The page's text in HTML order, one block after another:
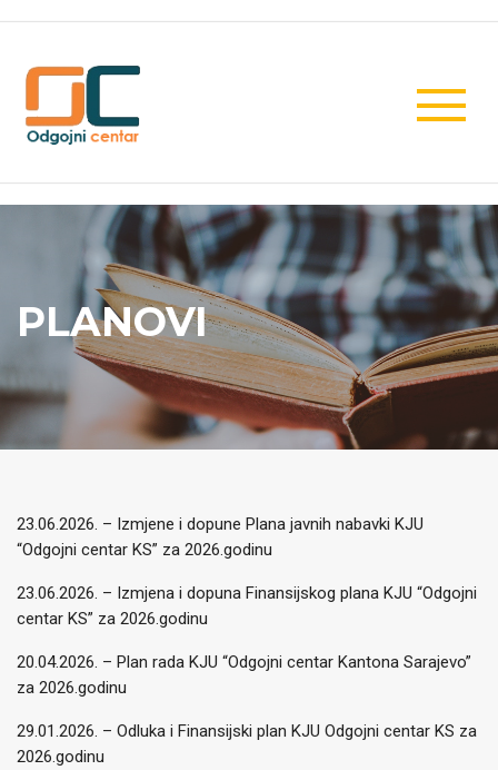
PLANOVI
23.06.2026. – Izmjene i dopune Plana javnih nabavki KJU
“Odgojni centar KS” za 2026.godinu
23.06.2026. – Izmjena i dopuna Finansijskog plana KJU “Odgojni
centar KS” za 2026.godinu
20.04.2026. – Plan rada KJU “Odgojni centar Kantona Sarajevo”
za 2026.godinu
29.01.2026. – Odluka i Finansijski plan KJU Odgojni centar KS za
2026.godinu